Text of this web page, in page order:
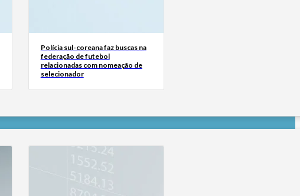
Polícia sul-coreana faz buscas na
federação de futebol
relacionadas com nomeação de
selecionador